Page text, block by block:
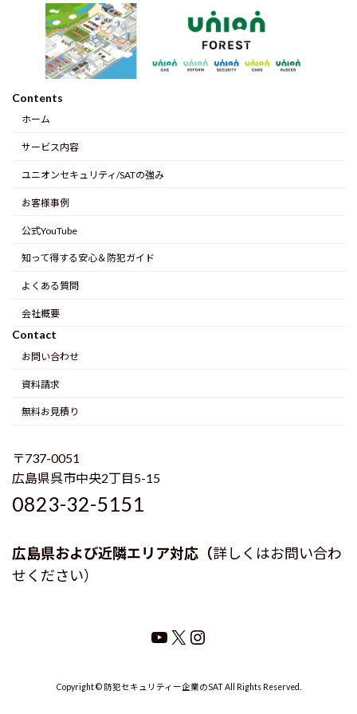
Contents
ホーム
サービス内容
ユニオンセキュリティ/SATの強み
お客様事例
公式YouTube
知って得する安心＆防犯ガイド
よくある質問
会社概要
Contact
お問い合わせ
資料請求
無料お見積り
〒737-0051
広島県呉市中央2丁目5-15
0823-32-5151
広島県および近隣エリア対応（詳しくはお問い合わ
せください）
YouTube
X Instagram
Copyright © 防犯セキュリティー企業のSAT All Rights Reserved.